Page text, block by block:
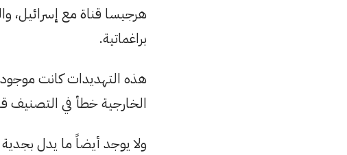
هرجيسا قناة مع إسرائيل،
براغماتية.
هذه التهديدات كانت
الخارجية خطأ في التصنيف
ولا يوجد أيضاً ما يدل